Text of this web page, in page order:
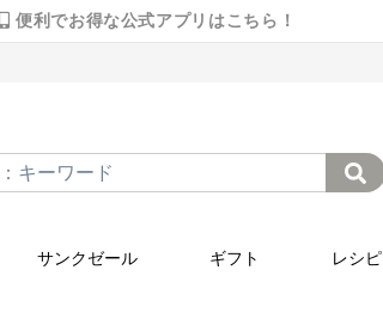
便利でお得な公式アプリはこちら！
サンクゼール ギフト レシピ